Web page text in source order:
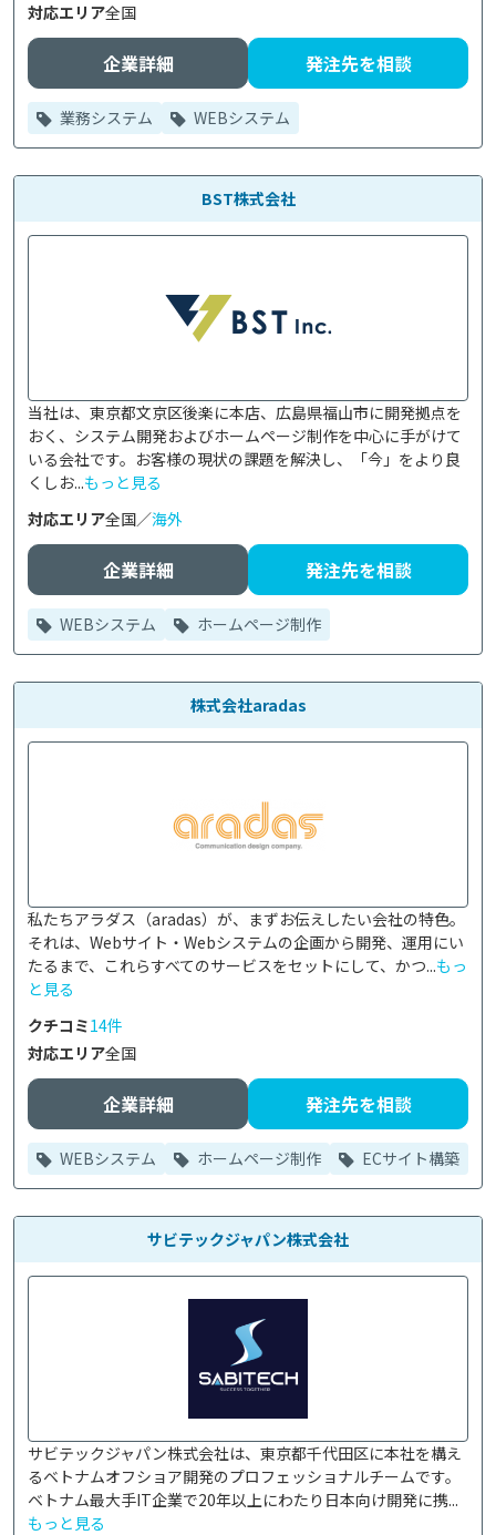
対応エリア全国
企業詳細 発注先を相談
業務システム WEBシステム
BST株式会社
当社は、東京都文京区後楽に本店、広島県福山市に開発拠点を
おく、システム開発およびホームページ制作を中心に手がけて
いる会社です。お客様の現状の課題を解決し、「今」をより良
くしお...もっと見る
対応エリア全国／海外
企業詳細 発注先を相談
WEBシステム ホームページ制作
株式会社aradas
私たちアラダス（aradas）が、まずお伝えしたい会社の特色。
それは、Webサイト・Webシステムの企画から開発、運用にい
たるまで、これらすべてのサービスをセットにして、かつ...もっ
と見る
クチコミ14件
対応エリア全国
企業詳細 発注先を相談
WEBシステム ホームページ制作 ECサイト構築
サビテックジャパン株式会社
サビテックジャパン株式会社は、東京都千代田区に本社を構え
るベトナムオフショア開発のプロフェッショナルチームです。
ベトナム最大手IT企業で20年以上にわたり日本向け開発に携...
もっと見る